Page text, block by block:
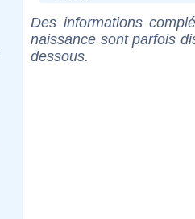
Des informations
naissance sont parfois
dessous.